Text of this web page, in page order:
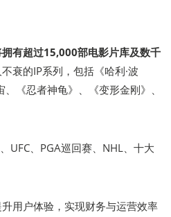
有超过15,000部电影片库及数千
衰的IP系列，包括《哈利·波
《忍者神龟》、《变形金刚》、
UFC、PGA巡回赛、NHL、十大
用户体验，实现财务与运营效率